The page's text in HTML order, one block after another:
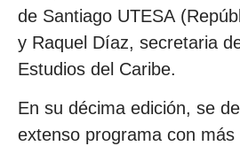
de Santiago UTESA
y Raquel Díaz, secretaria
Estudios del Caribe.
En su décima edición, se
extenso programa con